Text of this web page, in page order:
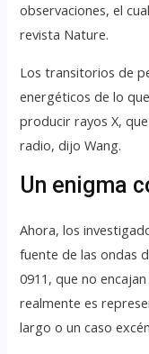
observaciones, el
revista Nature.
Los transitorios de
energéticos de lo
producir rayos X,
radio, dijo Wang.
Un enigma
Ahora, los
fuente de las ondas
0911, que no
realmente es
largo o un caso